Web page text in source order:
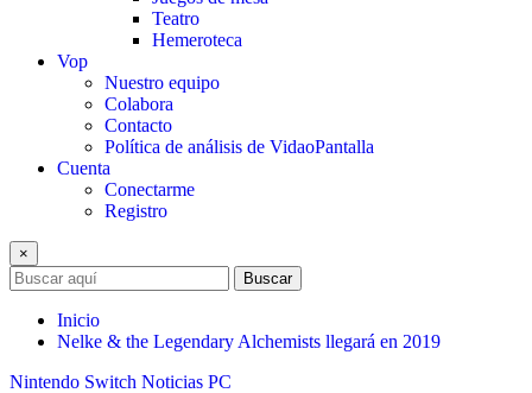
Teatro
Hemeroteca
Vop
Nuestro equipo
Colabora
Contacto
Política de análisis de VidaoPantalla
Cuenta
Conectarme
Registro
×
Buscar
Inicio
Nelke & the Legendary Alchemists llegará en 2019
Nintendo Switch Noticias PC